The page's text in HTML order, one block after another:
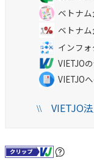
ベトナ
ベトナ
インフ
VIETJO
VIETJO
\\VIETJO法